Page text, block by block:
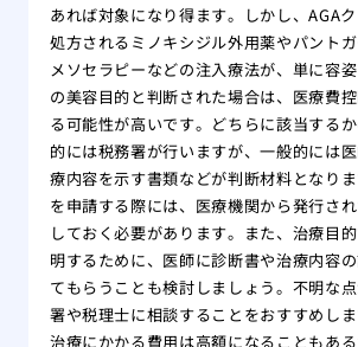
あれば対象になり得ます。しかし、AGA
処方されるミノキシジル外用薬やパント
メソセラピーなどの注入療法が、単に容
の美容目的と判断された場合は、医療費
る可能性が高いです。どちらに該当する
的には税務署が行いますが、一般的には
療内容を示す書類などが判断材料となり
を申請する際には、医療機関から発行さ
しておく必要があります。また、治療目
明するために、医師に診断書や治療内容
てもらうことも検討しましょう。不明な
署や税理士に相談することをおすすめし
治療にかかる費用は高額になることもあ